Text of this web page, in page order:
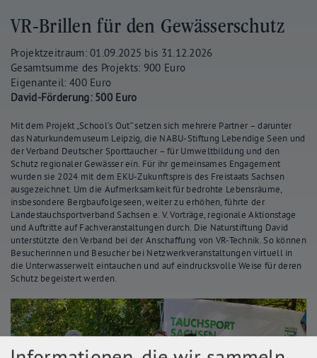
VR-Brillen für den Gewässerschutz
Projektzeitraum: 01.09.2025 bis 31.12.2026
Gesamtsumme des Projekts: 900 Euro
Eigenanteil: 400 Euro
David-Förderung: 500 Euro
Mit dem Projekt „School’s Out“ setzen sich mehrere Partner – darunter
das Naturkundemuseum Leipzig, die NABU-Stiftung Lebendige Seen und
der Verband Deutscher Sporttaucher – für Umweltbildung und den
Schutz regionaler Gewässer ein. Für ihr gemeinsames Engagement
wurden sie 2024 mit dem EKU-Zukunftspreis des Freistaats Sachsen
ausgezeichnet. Um die Aufmerksamkeit für bedrohte Lebensräume,
insbesondere Bergbaufolgeseen, weiter zu erhöhen, führte der
Landestauchsportverband Sachsen e. V. Vorträge, regionale Aktionstage
und Auftritte auf Fachveranstaltungen durch. Die Naturstiftung David
unterstützte den Verband bei der Anschaffung von VR-Technik. So können
Besucherinnen und Besucher bei Netzwerkveranstaltungen virtuell in
die Unterwasserwelt eintauchen und auf eindrucksvolle Weise für deren
Schutz begeistert werden.